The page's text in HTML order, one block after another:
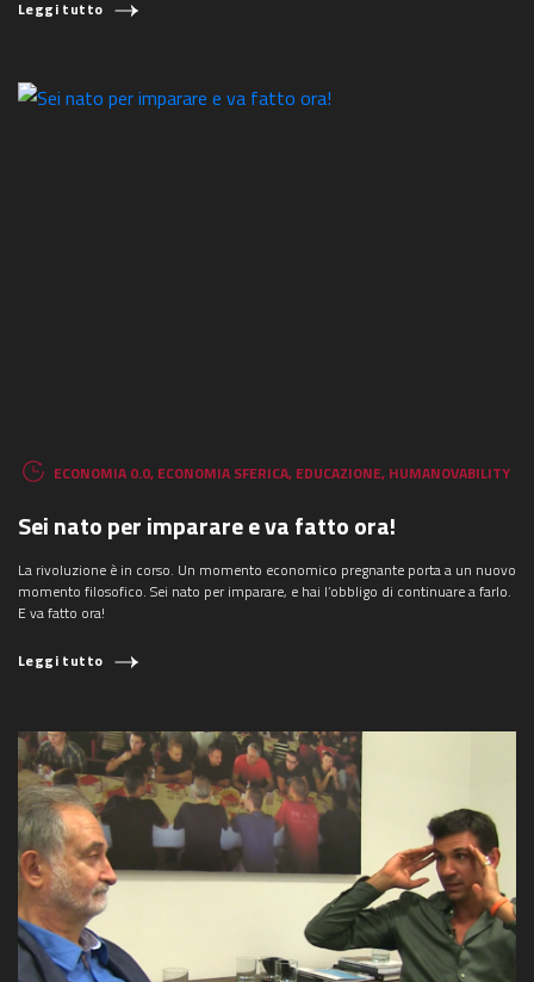
Leggi tutto
ECONOMIA 0.0, ECONOMIA SFERICA, EDUCAZIONE, HUMANOVABILITY
Sei nato per imparare e va fatto ora!
La rivoluzione è in corso. Un momento economico pregnante porta a un nuovo
momento filosofico. Sei nato per imparare, e hai l’obbligo di continuare a farlo.
E va fatto ora!
Leggi tutto